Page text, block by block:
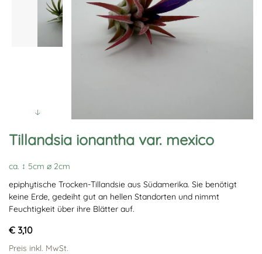
Tillandsia ionantha var. mexico
ca. ↕ 5cm ∅ 2cm
epiphytische Trocken-Tillandsie aus Südamerika. Sie benötigt
keine Erde, gedeiht gut an hellen Standorten und nimmt
Feuchtigkeit über ihre Blätter auf.
€ 3,10
Preis inkl. MwSt.